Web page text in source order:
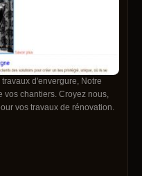
d'envergure, Notre
chantiers. Croyez nous,
vos travaux de rénovation.